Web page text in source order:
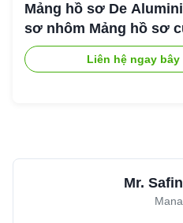
Mảng hồ sơ De
sơ nhôm Mảng hồ sơ
Liên hệ ngay
Mr.